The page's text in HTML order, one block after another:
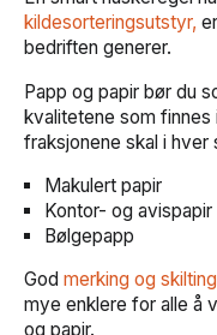
kildesorteringsutstyr,
bedriften generer.
Papp og papir bør du
kvalitetene som finnes
fraksjonene skal i hver
Makulert papir
Kontor- og avispapir
Bølgepapp
God merking og skilting
mye enklere for alle å
og papir.